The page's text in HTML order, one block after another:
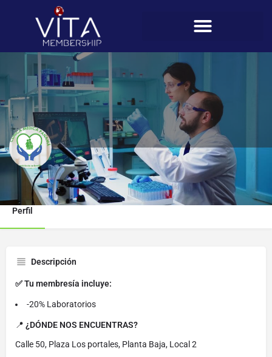
Clínica Médica Panamá
Perfil
Descripción
✅ Tu membresía incluye:
-20% Laboratorios
📍 ¿DÓNDE NOS ENCUENTRAS?
Calle 50, Plaza Los portales, Planta Baja, Local 2